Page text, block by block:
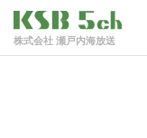
株式会社 瀬戸内海放送